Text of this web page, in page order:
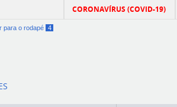
CORONAVÍRUS (COVID-19)
para o rodapé 4